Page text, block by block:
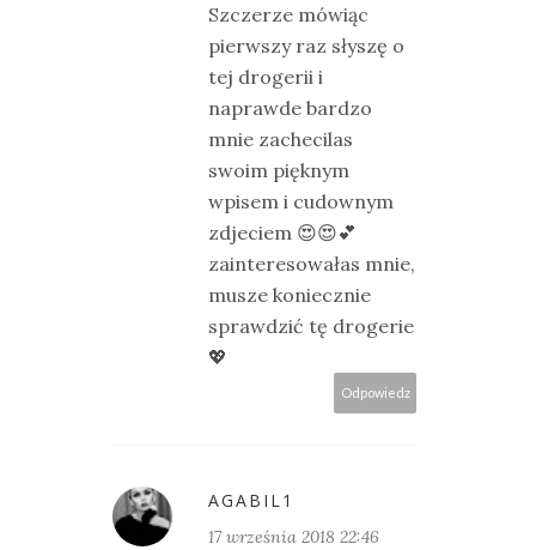
Szczerze mówiąc
pierwszy raz słyszę o
tej drogerii i
naprawde bardzo
mnie zachecilas
swoim pięknym
wpisem i cudownym
zdjeciem 😍😍💕
zainteresowałas mnie,
musze koniecznie
sprawdzić tę drogerie
💖
Odpowiedz
AGABIL1
17 września 2018 22:46